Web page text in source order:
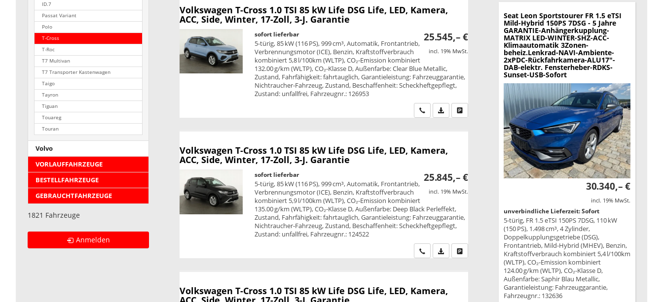
Volkswagen T-Cross 1.0 TSI 85 kW Life DSG Life, LED, Kamera,
ACC, Side, Winter, 17-Zoll, 3-J. Garantie
25.545,– €
incl. 19% MwSt.
sofort lieferbar
5-türig, 85 kW (116 PS), 999 cm³, Automatik, Frontantrieb,
Verbrennungsmotor (ICE), Benzin, Kraftstoffverbrauch
kombiniert 5,8 l/100km (WLTP), CO₂-Emission kombiniert
132.00 g/km (WLTP), CO₂-Klasse D, Außenfarbe: Clear Blue Metallic,
Zustand, Fahrfähigkeit: fahrtauglich, Garantieleistung: Fahrzeuggarantie,
Nichtraucher-Fahrzeug, Zustand, Beschaffenheit: Scheckheftgepflegt,
Zustand: unfallfrei, Fahrzeugnr.: 126953
Wir rufen Sie anPDF-Datei, Fahrzeugexposé drucken
Drucken, parken oder vergleichen
Volkswagen T-Cross 1.0 TSI 85 kW Life DSG Life, LED, Kamera,
ACC, Side, Winter, 17-Zoll, 3-J. Garantie
25.845,– €
incl. 19% MwSt.
sofort lieferbar
5-türig, 85 kW (116 PS), 999 cm³, Automatik, Frontantrieb,
Verbrennungsmotor (ICE), Benzin, Kraftstoffverbrauch
kombiniert 5,9 l/100km (WLTP), CO₂-Emission kombiniert
135.00 g/km (WLTP), CO₂-Klasse D, Außenfarbe: Deep Black Perleffekt,
Zustand, Fahrfähigkeit: fahrtauglich, Garantieleistung: Fahrzeuggarantie,
Nichtraucher-Fahrzeug, Zustand, Beschaffenheit: Scheckheftgepflegt,
Zustand: unfallfrei, Fahrzeugnr.: 124522
Wir rufen Sie anPDF-Datei, Fahrzeugexposé drucken
Drucken, parken oder vergleichen
Volkswagen T-Cross 1.0 TSI 85 kW Life DSG Life, LED, Kamera,
ID.7
Passat Variant
Polo
T-Cross
T-Roc
T7 Multivan
T7 Transporter Kastenwagen
Taigo
Tayron
Tiguan
Touareg
Touran
Volvo
VORLAUFFAHRZEUGE
BESTELLFAHRZEUGE
GEBRAUCHTFAHRZEUGE
1821 Fahrzeuge
Anmelden
Seat Leon Sportstourer FR 1.5 eTSI
Mild-Hybrid 150PS 7DSG - 5 Jahre
GARANTIE-Anhängerkupplung-
MATRIX LED-WINTER-SHZ-ACC-
Klimaautomatik 3Zonen-
beheiz.Lenkrad-NAVI-Ambiente-
2xPDC-Rückfahrkamera-ALU17"-
DAB-elektr. Fensterheber-RDKS-
Sunset-USB-Sofort
30.340,– €
incl. 19% MwSt.
unverbindliche Lieferzeit: Sofort
5-türig, FR 1.5 eTSI 150PS 7DSG, 110 kW
(150 PS), 1.498 cm³, 4 Zylinder,
Doppelkupplungsgetriebe (DSG),
Frontantrieb, Mild-Hybrid (MHEV), Benzin,
Kraftstoffverbrauch kombiniert 5,4 l/100km
(WLTP), CO₂-Emission kombiniert
124.00 g/km (WLTP), CO₂-Klasse D,
Außenfarbe: Saphir Blau Metallic,
Garantieleistung: Fahrzeuggarantie,
Fahrzeugnr.: 132636